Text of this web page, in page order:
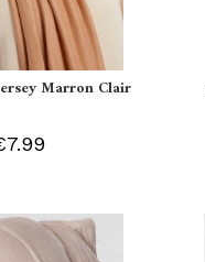
Marron Clair